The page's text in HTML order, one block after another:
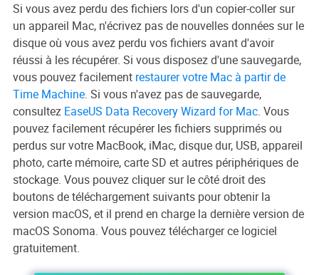
Si vous avez perdu des fichiers lors d'un copier-coller sur
un appareil Mac, n'écrivez pas de nouvelles données sur le
disque où vous avez perdu vos fichiers avant d'avoir
réussi à les récupérer. Si vous disposez d'une sauvegarde,
vous pouvez facilement restaurer votre Mac à partir de
Time Machine. Si vous n'avez pas de sauvegarde,
consultez EaseUS Data Recovery Wizard for Mac. Vous
pouvez facilement récupérer les fichiers supprimés ou
perdus sur votre MacBook, iMac, disque dur, USB, appareil
photo, carte mémoire, carte SD et autres périphériques de
stockage. Vous pouvez cliquer sur le côté droit des
boutons de téléchargement suivants pour obtenir la
version macOS, et il prend en charge la dernière version de
macOS Sonoma. Vous pouvez télécharger ce logiciel
gratuitement.